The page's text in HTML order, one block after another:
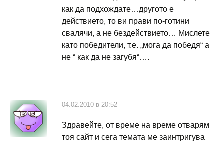
как да подхождате…другото е
действието, то ви прави по-готини
свалячи, а не бездействието… Мислете
като победители, т.е. „мога да победя“ а
не “ как да не загубя“….
04.02.2010 в 20:52
Здравейте, от време на време отварям
тоя сайт и сега темата ме заинтригува